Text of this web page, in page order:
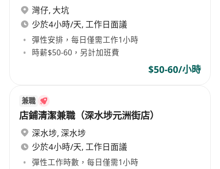
灣仔, 大坑
少於4小時/天, 工作日面議
彈性安排，每日僅需工作1小時
時薪$50-60，另計加班費
$50-60/小時
兼職
店鋪清潔兼職（深水埗元洲街店）
深水埗, 深水埗
少於4小時/天, 工作日面議
彈性工作時數，每日僅需1小時